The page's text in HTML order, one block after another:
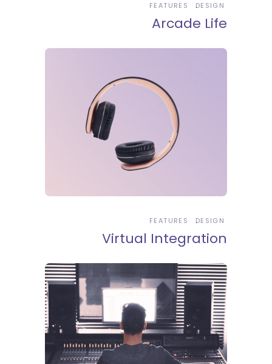
DESIGN
FEATURES
Arcade Life
DESIGN
FEATURES
Virtual Integration